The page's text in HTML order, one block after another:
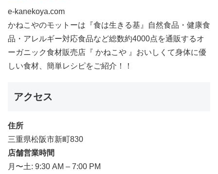
e-kanekoya.com
かねこやのモットーは『食は生きる基』自然食品・健康食
品・アレルギー対応食品など総数約4000点を通販するオ
ーガニック食材販売店『 かねこや 』おいしくて身体に優
しい食材、簡単レシピをご紹介！！
アクセス
住所
三重県松阪市新町830
店舗営業時間
月〜土: 9:30 AM – 7:00 PM